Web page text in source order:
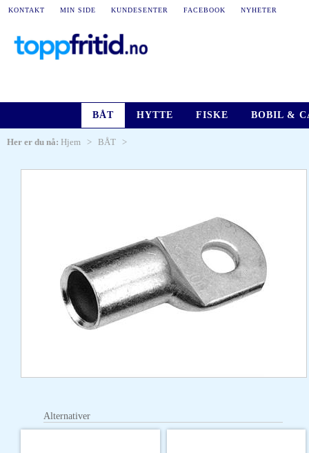
KONTAKT MIN SIDE KUNDESENTER FACEBOOK NYHETER
BÅT HYTTE FISKE BOBIL &
Her er du nå: Hjem > BÅT >
Alternativer